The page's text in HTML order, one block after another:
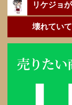
リケジョ
壊れてい